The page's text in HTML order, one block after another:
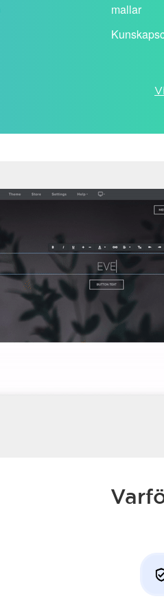
mallar